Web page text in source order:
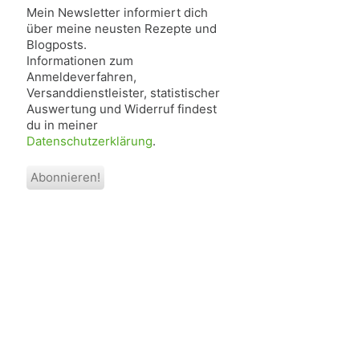
Mein Newsletter informiert dich
über meine neusten Rezepte und
Blogposts.
Informationen zum
Anmeldeverfahren,
Versanddienstleister, statistischer
Auswertung und Widerruf findest
du in meiner
Datenschutzerklärung.